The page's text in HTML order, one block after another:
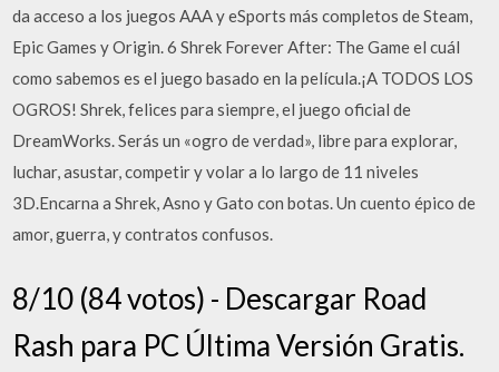
da acceso a los juegos AAA y eSports más completos de Steam,
Epic Games y Origin. 6 Shrek Forever After: The Game el cuál
como sabemos es el juego basado en la película.¡A TODOS LOS
OGROS! Shrek, felices para siempre, el juego oficial de
DreamWorks. Serás un «ogro de verdad», libre para explorar,
luchar, asustar, competir y volar a lo largo de 11 niveles
3D.Encarna a Shrek, Asno y Gato con botas. Un cuento épico de
amor, guerra, y contratos confusos.
8/10 (84 votos) - Descargar Road
Rash para PC Última Versión Gratis.